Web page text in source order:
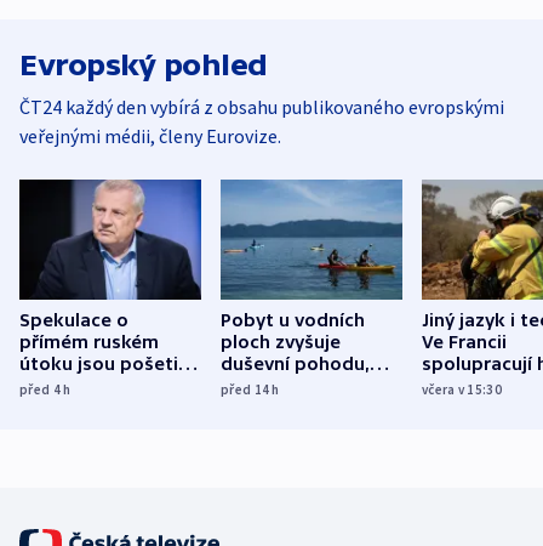
Evropský pohled
ČT24 každý den vybírá z obsahu publikovaného evropskými
veřejnými médii, členy Eurovize.
Spekulace o
přímém ruském
útoku jsou pošetilé,
míní estonský
před 4h
Pobyt u vodních
ploch zvyšuje
duševní pohodu,
ukázala
před 14h
Jiný jazyk i
Ve Francii
spolupracují
různých zemí
včera v 15:30